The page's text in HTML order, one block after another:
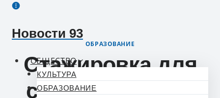
Перейти
содержимому
Новости 93
ОБЩЕСТВО
КУЛЬТУРА
ОБРАЗОВАНИЕ
ОБРАЗОВАНИЕ
Стажировка для
специалистов в